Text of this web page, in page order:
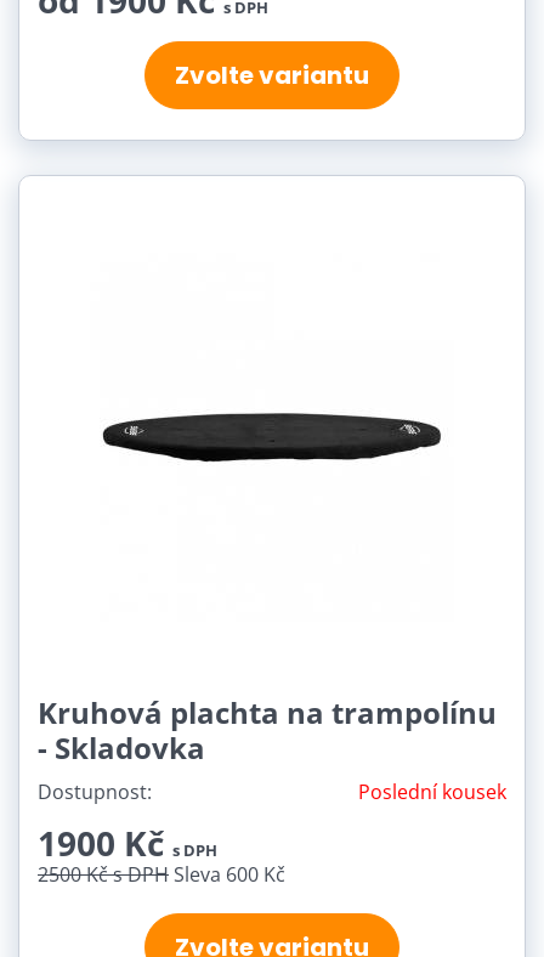
s DPH
Zvolte variantu
Kruhová plachta na trampolínu
- Skladovka
Dostupnost: Poslední kousek
1900 Kč s DPH
2500 Kčs DPHSleva 600 Kč
Zvolte variantu